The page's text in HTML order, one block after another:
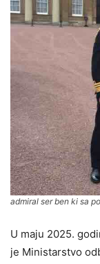
admiral ser ben ki sa
U maju 2025.
je Ministarstvo